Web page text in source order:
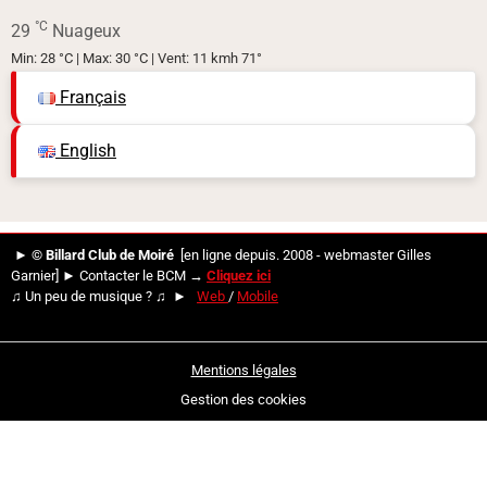
29 °C Nuageux
Min: 28 °C | Max: 30 °C | Vent: 11 kmh 71°
Français
English
► © Billard Club de Moiré [en ligne depuis. 2008 - webmaster Gilles
Garnier] ► Contacter le BCM → Cliquez ici
♫ Un peu de musique ? ♫ ► Web / Mobile
Mentions légales
Gestion des cookies